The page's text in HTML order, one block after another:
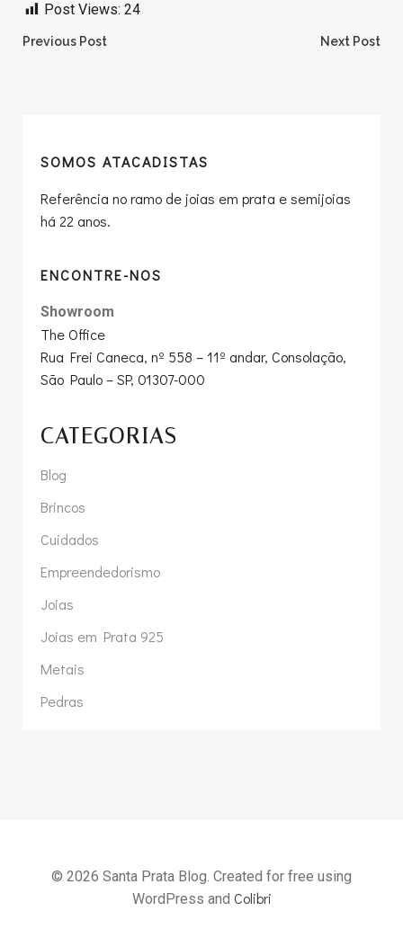
Post Views: 24
Post
Previous Post Next Post
SOMOS ATACADISTAS
Referência no ramo de joias em prata e semijoias
há 22 anos.
ENCONTRE-NOS
Showroom
The Office
Rua Frei Caneca, nº 558 – 11º andar, Consolação,
São Paulo – SP, 01307-000
CATEGORIAS
Blog
Brincos
Cuidados
Empreendedorismo
Joias
Joias em Prata 925
Metais
Pedras
© 2026 Santa Prata Blog. Created for free using
WordPress and Colibri